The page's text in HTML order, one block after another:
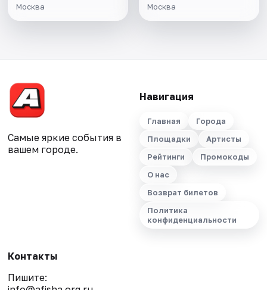
Москва Москва
Самые яркие события в
вашем городе.
Навигация
Главная
Города
Площадки
Артисты
Рейтинги
Промокоды
О нас
Возврат билетов
Политика
конфиденциальности
Контакты
Пишите: